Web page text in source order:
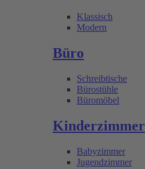
Klassisch
Modern
Büro
Schreibtische
Bürostühle
Büromöbel
Kinderzimmer
Babyzimmer
Jugendzimmer